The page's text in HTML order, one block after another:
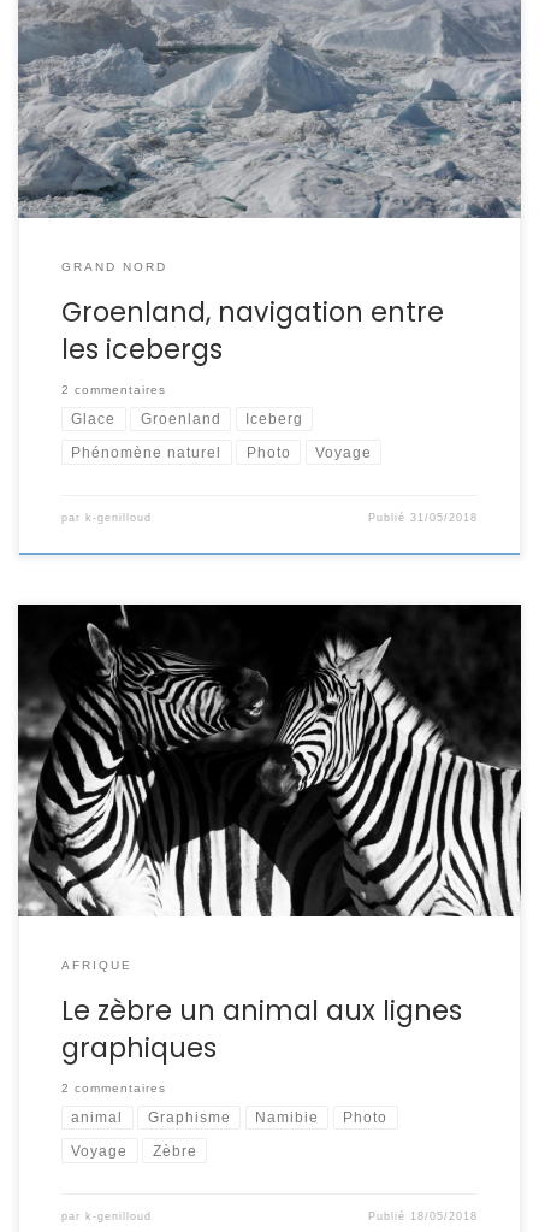
Destination le Pole Nord Sur ma « Wish List » il y avait une
destination que je pensais inaccessible. Le « Pole Nord« . En
juillet 2011 j’ai réalisé ce rêve en embarquant sur un bateau
pour une croisière dans la baie de Disko au Groenland. Je
monte à bord à Kangerlussuaq pour 8 […]
GRAND NORD
Groenland, navigation entre
les icebergs
2 commentaires
Glace Groenland Iceberg
Phénomène naturel Photo Voyage
par k-genilloud Publié31/05/2018
Blanc à rayures noires ou noir à rayures blanches ? Le
zèbre, équidé emblématique d’Afrique est caractérisé par
ces zébrures. Noires ou blanches, elles se déclinent aussi
dans des teintes grises et beiges. Au stade fœtal, les
rayures noires et blanches sont absentes. Le zébreau est
tout noir. On peut […]
AFRIQUE
Le zèbre un animal aux lignes
graphiques
2 commentaires
animal Graphisme Namibie Photo
Voyage Zèbre
par k-genilloud Publié 18/05/2018